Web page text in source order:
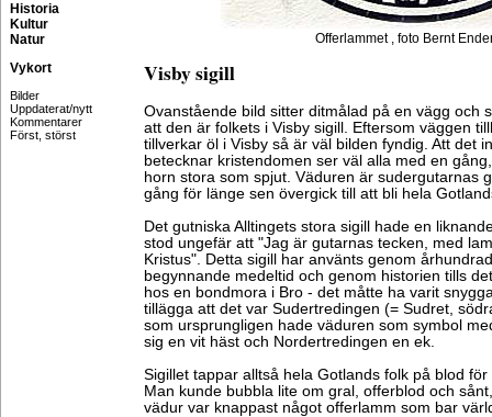
Historia
Kultur
Natur
Vykort
Bilder
Uppdaterat/nytt
Kommentarer
Först, störst
Offerlammet , foto Bernt
Visby sigill
Ovanstående bild sitter ditmålad på en vägg och
att den är folkets i Visby sigill. Eftersom väggen
tillverkar öl i Visby så är väl bilden fyndig. Att det
betecknar kristendomen ser väl alla med en
horn stora som spjut. Väduren är sudergutarnas
gång för länge sen övergick till att bli hela
Det gutniska Alltingets stora sigill hade en
stod ungefär att "Jag är gutarnas tecken, med
Kristus". Detta sigill har använts genom
begynnande medeltid och genom historien tills
hos en bondmora i Bro - det måtte ha varit
tillägga att det var Sudertredingen (= Sudret,
som ursprungligen hade väduren som symbol
sig en vit häst och Nordertredingen en ek.
Sigillet tappar alltså hela Gotlands folk på blod
Man kunde bubbla lite om gral, offerblod och
vädur var knappast något offerlamm som bar